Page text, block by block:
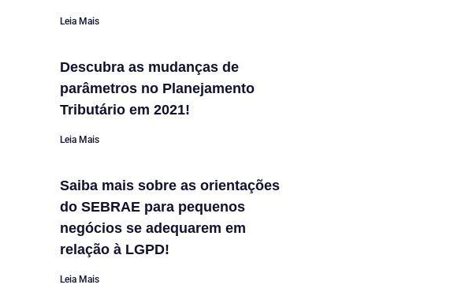
Leia Mais
Descubra as mudanças de
parâmetros no Planejamento
Tributário em 2021!
Leia Mais
Saiba mais sobre as orientações
do SEBRAE para pequenos
negócios se adequarem em
relação à LGPD!
Leia Mais